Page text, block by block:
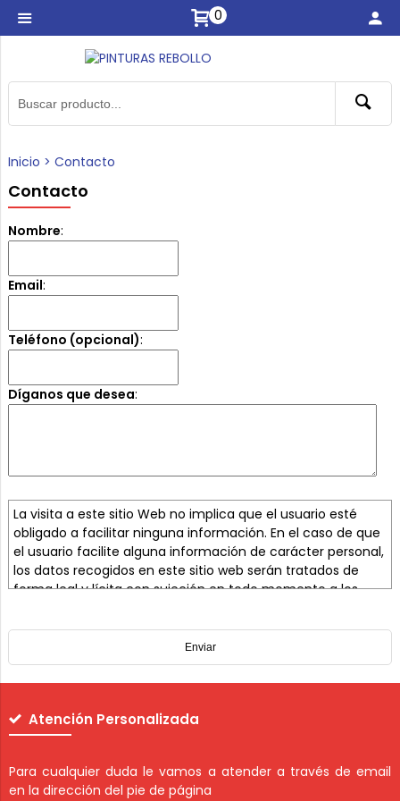
0
Inicio > Contacto
Contacto
Nombre:
Email:
Teléfono (opcional):
Díganos que desea:
La visita a este sitio Web no implica que el usuario esté
obligado a facilitar ninguna información. En el caso de que
el usuario facilite alguna información de carácter personal,
los datos recogidos en este sitio web serán tratados de
forma leal y lícita con sujeción en todo momento a los
de 13 de diciembre, de Protección de Datos de Carácter
Personal (LOPD), y demás normativa de desarrollo.
Información a los usuarios
- Apartado "Nuevo Cliente"
de Protección de Datos de Carácter Personal (LOPD), le
informamos que mediante la cumplimentación de los
Atención Personalizada
Para cualquier duda le vamos a atender a través de email
en la dirección del pie de página